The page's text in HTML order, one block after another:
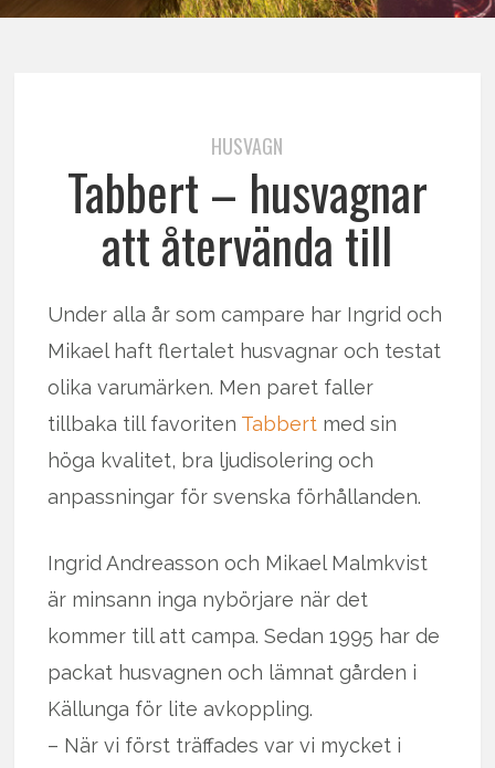
HUSVAGN
Tabbert – husvagnar
att återvända till
Under alla år som campare har Ingrid och
Mikael haft flertalet husvagnar och testat
olika varumärken. Men paret faller
tillbaka till favoriten Tabbert med sin
höga kvalitet, bra ljudisolering och
anpassningar för svenska förhållanden.
Ingrid Andreasson och Mikael Malmkvist
är minsann inga nybörjare när det
kommer till att campa. Sedan 1995 har de
packat husvagnen och lämnat gården i
Källunga för lite avkoppling.
– När vi först träffades var vi mycket i